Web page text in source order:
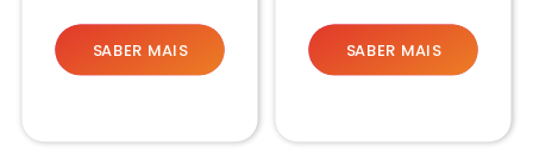
SABER MAIS SABER MAIS